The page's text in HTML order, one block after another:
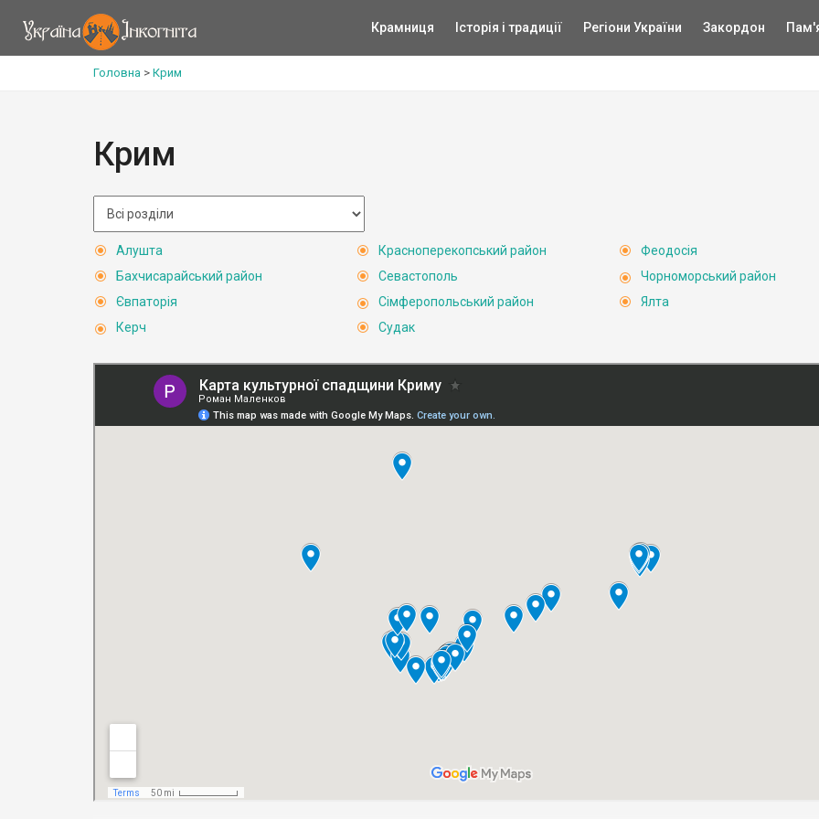
Крамниця Історія і традиції Регіони України Закордон
Головна > Крим
Крим
Алушта
Бахчисарайський район
Євпаторія
Керч
Красноперекопський район
Севастополь
Сімферопольський район
Судак
Феодосія
Чорноморський район
Ялта